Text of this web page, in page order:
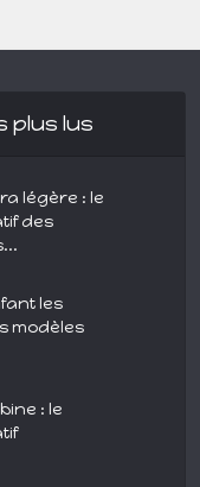
plus lus
légère : le
des
les
modèles
: le